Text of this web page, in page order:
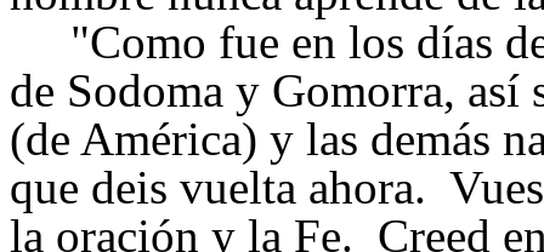
"Como fue en los días
de Sodoma y Gomorra, así
(de América) y las demás
que deis vuelta ahora.
la oración y la Fe. Creed